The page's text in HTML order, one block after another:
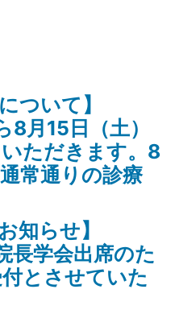
ついて】
月15日（土）
ただきます。8
常通りの診療
知らせ】
長学会出席のた
とさせていた